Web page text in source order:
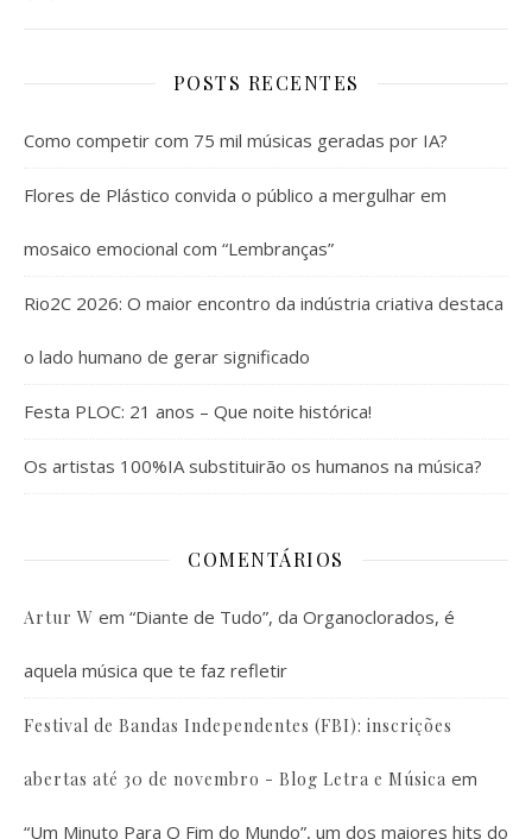
POSTS RECENTES
Como competir com 75 mil músicas geradas por IA?
Flores de Plástico convida o público a mergulhar em
mosaico emocional com “Lembranças”
Rio2C 2026: O maior encontro da indústria criativa destaca
o lado humano de gerar significado
Festa PLOC: 21 anos – Que noite histórica!
Os artistas 100%IA substituirão os humanos na música?
COMENTÁRIOS
Artur W em “Diante de Tudo”, da Organoclorados, é
aquela música que te faz refletir
Festival de Bandas Independentes (FBI): inscrições
abertas até 30 de novembro - Blog Letra e Música em
“Um Minuto Para O Fim do Mundo”, um dos maiores hits do